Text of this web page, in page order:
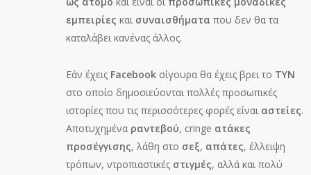
εμπειρίες και συναισθήματα που δεν θα τα
καταλάβει κανένας άλλος.
Εάν έχεις Facebook σίγουρα θα έχεις βρει το ΤΥΝ
στο οποίο δημοσιεύονται πολλές προσωπικές
ιστορίες που τις περισσότερες φορές είναι αστείες.
Αποτυχημένα ραντεβού, cringe ατάκες
προσέγγισης, λάθη στο σεξ, απάτες, έλλειψη
τρόπων, ντροπιαστικές στιγμές, αλλά και πολύ